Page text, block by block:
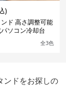
)
ド 高さ調整可能
ソコン冷却台
全3色
ンドをお探しの